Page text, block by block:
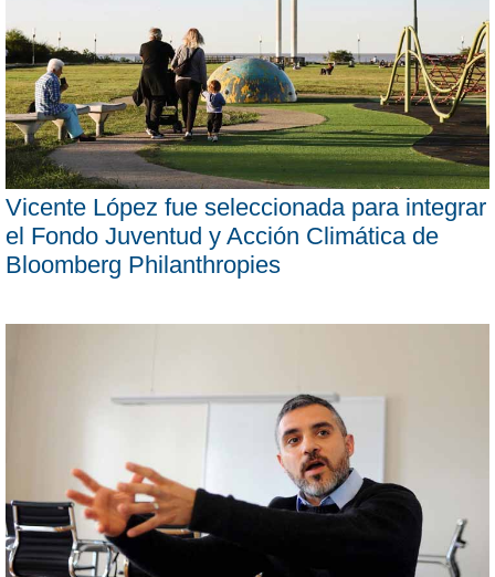
Vicente López fue seleccionada para integrar
el Fondo Juventud y Acción Climática de
Bloomberg Philanthropies